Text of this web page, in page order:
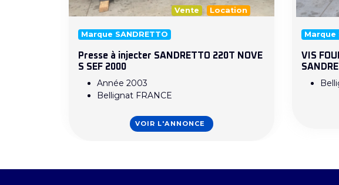
Vente Location
Marque SANDRETTO
Presse à injecter SANDRETTO 220T NOVE
S SEF 2000
Année 2003
Bellignat FRANCE
VOIR L'ANNONCE
Marque
VIS